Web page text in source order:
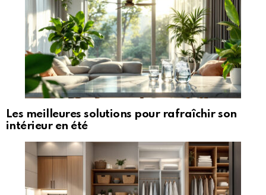
Les meilleures solutions pour rafraîchir son
intérieur en été